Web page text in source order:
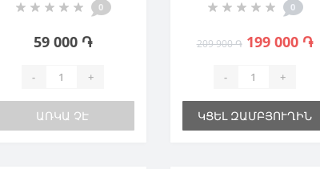
0
59 000 ֏
- +
ԱՌԿԱ ՉԷ
0
209 900 ֏ 199 000 ֏
- +
ԿՑԵԼ ԶԱՄԲՅՈՒՂԻՆ